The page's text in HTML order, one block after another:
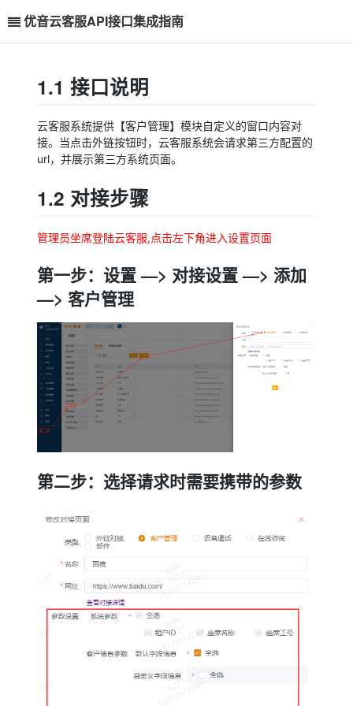
优音云客服API接口集成指南
1.1 接口说明
云客服系统提供【客户管理】模块自定义的窗口内容对
接。当点击外链按钮时，云客服系统会请求第三方配置的
url，并展示第三方系统页面。
1.2 对接步骤
管理员坐席登陆云客服,点击左下角进入设置页面
第一步：设置 —> 对接设置 —> 添加
—> 客户管理
第二步：选择请求时需要携带的参数